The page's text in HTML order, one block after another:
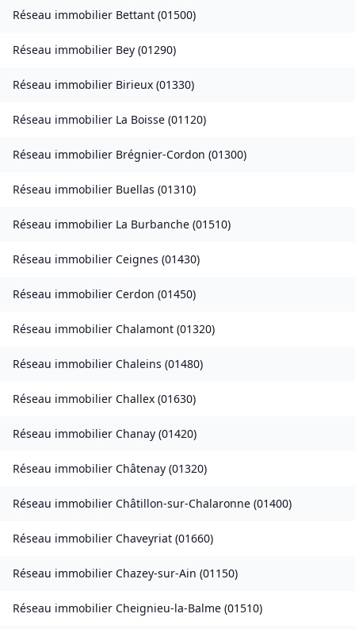
Réseau immobilier Bettant (01500)
Réseau immobilier Bey (01290)
Réseau immobilier Birieux (01330)
Réseau immobilier La Boisse (01120)
Réseau immobilier Brégnier-Cordon (01300)
Réseau immobilier Buellas (01310)
Réseau immobilier La Burbanche (01510)
Réseau immobilier Ceignes (01430)
Réseau immobilier Cerdon (01450)
Réseau immobilier Chalamont (01320)
Réseau immobilier Chaleins (01480)
Réseau immobilier Challex (01630)
Réseau immobilier Chanay (01420)
Réseau immobilier Châtenay (01320)
Réseau immobilier Châtillon-sur-Chalaronne (01400)
Réseau immobilier Chaveyriat (01660)
Réseau immobilier Chazey-sur-Ain (01150)
Réseau immobilier Cheignieu-la-Balme (01510)